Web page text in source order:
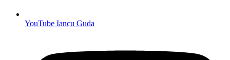
YouTube Iancu Guda